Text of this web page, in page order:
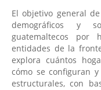
El objetivo general
demográficos y
guatemaltecos
entidades de la
explora cuántos
cómo se configuran
estructurales, con